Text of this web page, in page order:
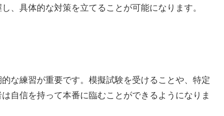
、具体的な対策を立てることが可能になります。
な練習が重要です。模擬試験を受けることや、特定
自信を持って本番に臨むことができるようになりま